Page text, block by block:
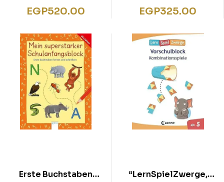
Kindergartenlexikon
mit CD
EGP520.00
Zahlenhunger
EGP325.00
Erste Buchstaben
“LernSpielZwerge,